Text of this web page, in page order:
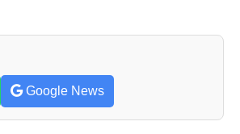
Google News